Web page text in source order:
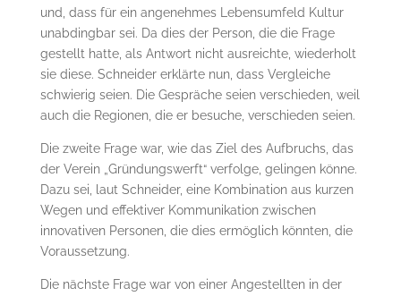
und, dass für ein angenehmes Lebensumfeld Kultur
unabdingbar sei. Da dies der Person, die die Frage
gestellt hatte, als Antwort nicht ausreichte, wiederholt
sie diese. Schneider erklärte nun, dass Vergleiche
schwierig seien. Die Gespräche seien verschieden, weil
auch die Regionen, die er besuche, verschieden seien.
Die zweite Frage war, wie das Ziel des Aufbruchs, das
der Verein „Gründungswerft“ verfolge, gelingen könne.
Dazu sei, laut Schneider, eine Kombination aus kurzen
Wegen und effektiver Kommunikation zwischen
innovativen Personen, die dies ermöglich könnten, die
Voraussetzung.
Die nächste Frage war von einer Angestellten in der